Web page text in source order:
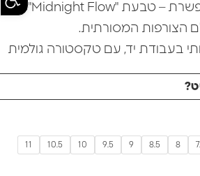
עוצמתית, מסתורית ובלתי מתפשרת – טבעת "Midnight Flow" היא
הצורפות המסורתית.
נוצקה מכסף 925 איכותי בעבודת יד, עם טקסטורה גולמית
שילוב דרמטי של אמייל שחור
שחורים ונוצצים, היוצרים משחק
נוכחות יוצאת דופן.
כל פריט הוא ייחודי ובעל אופי
אמנותי, עוצמתי ושונה
8
8.5
9
9.5
10
10.5
11